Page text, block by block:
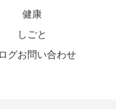
健康
しごと
グお問い合わせ